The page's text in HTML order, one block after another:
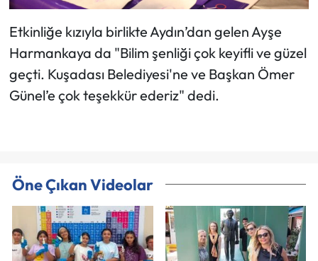
Etkinliğe kızıyla birlikte Aydın’dan gelen Ayşe
Harmankaya da "Bilim şenliği çok keyifli ve güzel
geçti. Kuşadası Belediyesi'ne ve Başkan Ömer
Günel’e çok teşekkür ederiz" dedi.
Öne Çıkan Videolar